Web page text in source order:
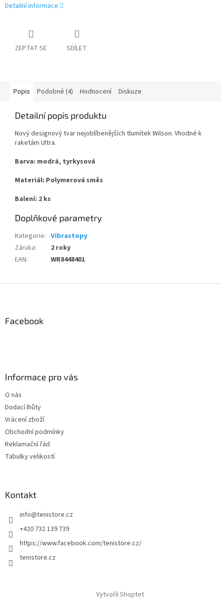
Detailní informace
ZEPTAT SE SDÍLET
Popis Podobné (4) Hodnocení Diskuze
Detailní popis produktu
Nový designový tvar nejoblíbenějších tlumítek Wilson. Vhodné k
raketám Ultra.
Barva: modrá, tyrkysová
Materiál: Polymerová směs
Balení: 2 ks
Doplňkové parametry
Kategorie: Vibrastopy
Záruka:
2 roky
EAN: WR8448401
Facebook
Informace pro vás
O nás
Dodací lhůty
Vrácení zboží
Obchodní podmínky
Reklamační řád
Tabulky velikostí
Kontakt
info@tenistore.cz
+420 732 139 739
https://www.facebook.com/tenistore.cz/
tenistore.cz
Vytvořil Shoptet